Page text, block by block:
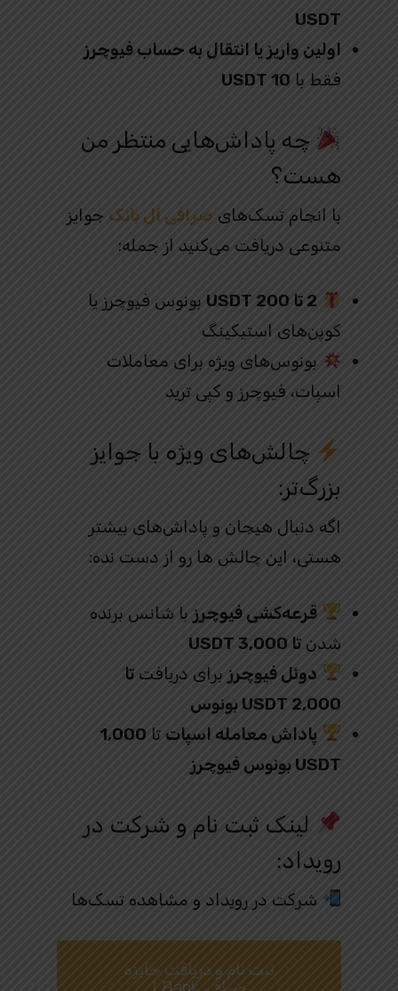
USDT
اولین واریز یا انتقال به حساب فیوچرز
فقط با 10 USDT
چه پاداش‌هایی منتظر من
هست؟
با انجام تسک‌های صرافی ال بانک جوایز
متنوعی دریافت می‌کنید از جمله:
2 تا 200 USDT
بونوس فیوچرز یا
کوپن‌های استیکینگ
بونوس‌های ویژه برای معاملات
اسپات، فیوچرز و کپی ترید
چالش‌های ویژه با جوایز
بزرگ‌تر:
اگه دنبال هیجان و پاداش‌های بیشتر
هستی، این چالش‌ ها رو از دست نده:
قرعه‌کشی فیوچرز با شانس برنده
شدن تا 3,000 USDT
دوئل فیوچرز برای دریافت تا
2,000 USDT بونوس
پاداش معامله اسپات تا 1,000
USDT بونوس فیوچرز
لینک ثبت‌ نام و شرکت در
رویداد:
شرکت در رویداد و مشاهده تسک‌ها
ثبت نام و دریافت جایزه